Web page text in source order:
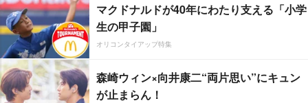
マクドナルドが40年にわたり支える「小学
生の甲子園」
オリコンタイアップ特集
森崎ウィン×向井康二“両片思い”にキュン
が止まらん！